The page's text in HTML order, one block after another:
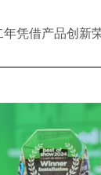
凭借产品创新